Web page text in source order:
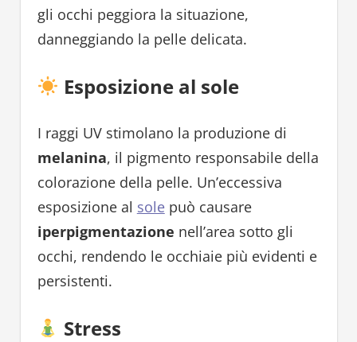
gli occhi peggiora la situazione,
danneggiando la pelle delicata.
Esposizione al sole
I raggi UV stimolano la produzione di
melanina, il pigmento responsabile della
colorazione della pelle. Un’eccessiva
esposizione al solepuò causare
iperpigmentazione nell’area sotto gli
occhi, rendendo le occhiaie più evidenti e
persistenti.
Stress